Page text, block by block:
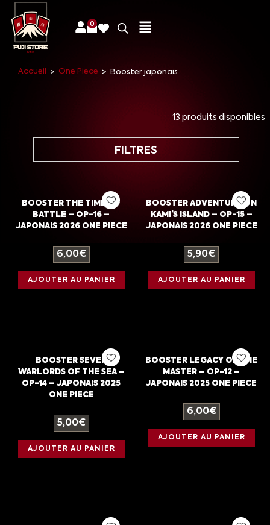
0
Accueil > One Piece > Booster japonais
13 produits disponibles
FILTRES
BOOSTER THE TIME OF
BATTLE – OP-16 –
JAPONAIS 2026 ONE PIECE
6,00€
AJOUTER AU PANIER
BOOSTER ADVENTURE ON
KAMI’S ISLAND – OP-15 –
JAPONAIS 2026 ONE PIECE
5,90€
AJOUTER AU PANIER
BOOSTER SEVEN
WARLORDS OF THE SEA –
OP-14 – JAPONAIS 2025
ONE PIECE
5,00€
AJOUTER AU PANIER
BOOSTER LEGACY OF THE
MASTER – OP-12 –
JAPONAIS 2025 ONE PIECE
6,00€
AJOUTER AU PANIER